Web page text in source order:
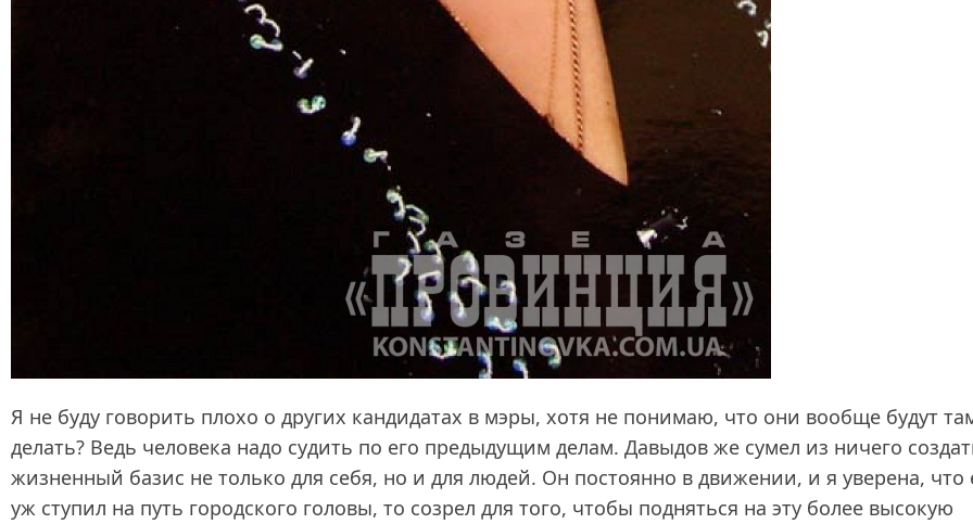
Я не буду говорить плохо о других кандидатах в мэры, хотя не понимаю, что они вообще будут
делать? Ведь человека надо судить по его предыдущим делам. Давыдов же сумел из ничего
жизненный базис не только для себя, но и для людей. Он постоянно в движении, и я уверена, что
уж ступил на путь городского головы, то созрел для того, чтобы подняться на эту более высокую